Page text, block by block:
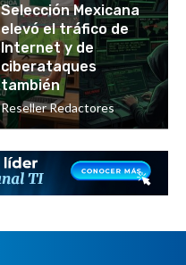
Selección Mexicana
elevó el tráfico de
Internet y de
ciberataques
también
Reseller Redactores